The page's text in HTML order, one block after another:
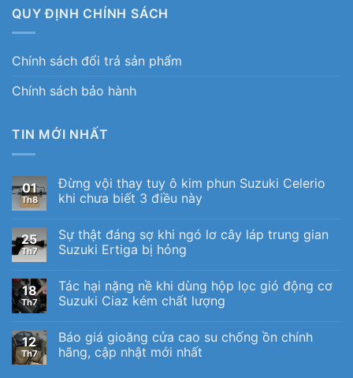
QUY ĐỊNH CHÍNH SÁCH
Chính sách đổi trả sản phẩm
Chính sách bảo hành
TIN MỚI NHẤT
01
Th8
Đừng vội thay tuy ô kim phun Suzuki Celerio
khi chưa biết 3 điều này
25
Th7
Sự thật đáng sợ khi ngó lơ cây láp trung gian
Suzuki Ertiga bị hỏng
18
Th7
Tác hại nặng nề khi dùng hộp lọc gió động cơ
Suzuki Ciaz kém chất lượng
12
Th7
Báo giá gioăng cửa cao su chống ồn chính
hãng, cập nhật mới nhất